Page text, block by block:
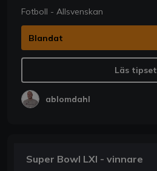
Fotboll - Allsvenskan
Blandat
Läs tipset
ablomdahl
Super Bowl LXI - vinnare